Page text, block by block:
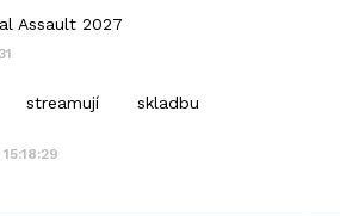
Assault 2027
streamují skladbu